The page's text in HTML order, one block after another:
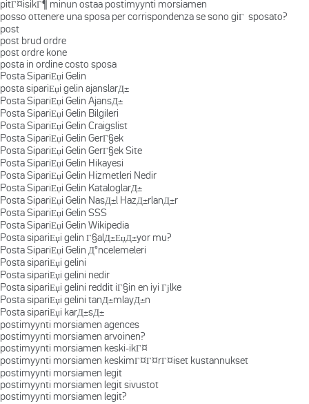
pitГ¤isikГ¶ minun ostaa postimyynti morsiamen
posso ottenere una sposa per corrispondenza se sono giГ sposato?
post
post brud ordre
post ordre kone
posta in ordine costo sposa
Posta SipariЕџi Gelin
posta sipariЕџi gelin ajanslarД±
Posta SipariЕџi Gelin AjansД±
Posta SipariЕџi Gelin Bilgileri
Posta SipariЕџi Gelin Craigslist
Posta SipariЕџi Gelin GerГ§ek
Posta SipariЕџi Gelin GerГ§ek Site
Posta SipariЕџi Gelin Hikayesi
Posta SipariЕџi Gelin Hizmetleri Nedir
Posta SipariЕџi Gelin KataloglarД±
Posta SipariЕџi Gelin NasД±l HazД±rlanД±r
Posta SipariЕџi Gelin SSS
Posta SipariЕџi Gelin Wikipedia
Posta sipariЕџi gelin Г§alД±ЕџД±yor mu?
Posta SipariЕџi Gelin Д°ncelemeleri
Posta sipariЕџi gelini
Posta sipariЕџi gelini nedir
Posta sipariЕџi gelini reddit iГ§in en iyi Гјlke
Posta sipariЕџi gelini tanД±mlayД±n
Posta sipariЕџi karД±sД±
postimyynti morsiamen agences
postimyynti morsiamen arvoinen?
postimyynti morsiamen keski-ikГ¤
postimyynti morsiamen keskimГ¤Г¤rГ¤iset kustannukset
postimyynti morsiamen legit
postimyynti morsiamen legit sivustot
postimyynti morsiamen legit?